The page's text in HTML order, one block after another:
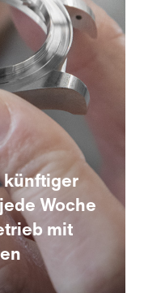
Woche
mit